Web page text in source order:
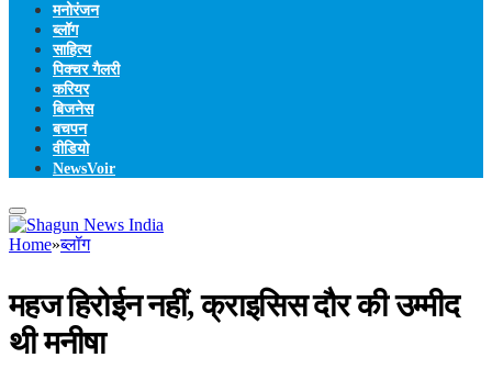
मनोरंजन
ब्लॉग
साहित्य
पिक्चर गैलरी
करियर
बिजनेस
बचपन
वीडियो
NewsVoir
Home»ब्लॉग
महज हिरोईन नहीं, क्राइसिस दौर की उम्मीद
थी मनीषा